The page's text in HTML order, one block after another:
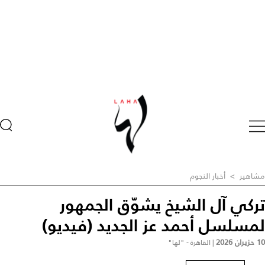
مشاهير > أخبار النجوم
تركي آل الشيخ يشوّق الجمهور
لمسلسل أحمد عز الجديد (فيديو)
10 حزيران 2026 | القاهرة - "لها"